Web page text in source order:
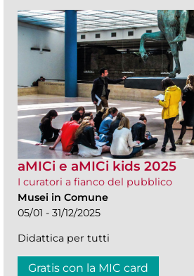
aMICi e aMICi kids 2025
I curatori a fianco del pubblico
Musei in Comune
05/01 - 31/12/2025
Didattica per tutti
Gratis con la MIC card